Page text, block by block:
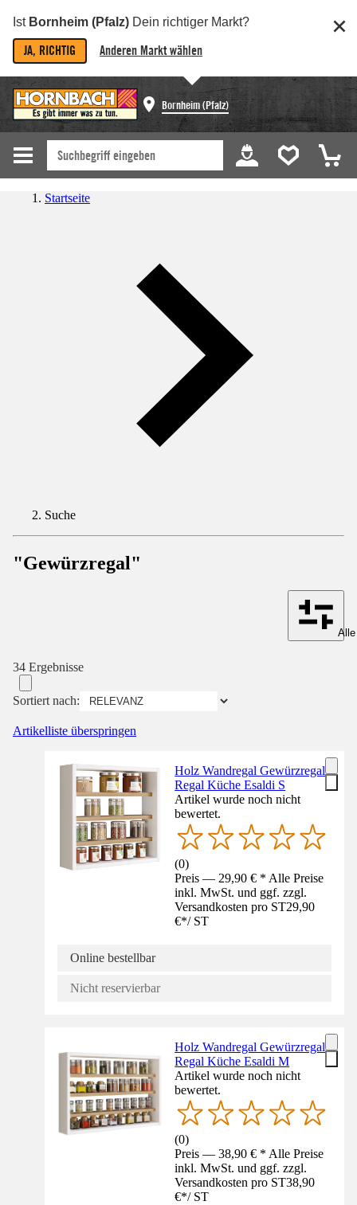
Ist Bornheim (Pfalz) Dein richtiger Markt?
JA, RICHTIG Anderen Markt wählen
Bornheim (Pfalz)
Startseite
Suche
"Gewürzregal"
34 Ergebnisse
Sortiert nach:
Artikelliste überspringen
Holz Wandregal Gewürzregal
Regal Küche Esaldi S
Artikel wurde noch nicht
bewertet.
(0)
Preis — 29,90 € * Alle Preise
inkl. MwSt. und ggf. zzgl.
Versandkosten pro ST29,90
€*/ ST
Online bestellbar
Nicht reservierbar
Holz Wandregal Gewürzregal
Regal Küche Esaldi M
Artikel wurde noch nicht
bewertet.
(0)
Preis — 38,90 € * Alle Preise
inkl. MwSt. und ggf. zzgl.
Versandkosten pro ST38,90
€*/ ST